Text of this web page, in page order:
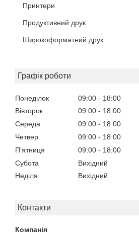
Принтери
Продуктивний друк
Широкоформатний друк
Графік роботи
Понеділок 09:00
18:00
Вівторок
09:00
18:00
Середа
09:00
18:00
Четвер
09:00
18:00
Пʼятниця
09:00
18:00
Субота
Вихідний
Неділя
Вихідний
Контакти